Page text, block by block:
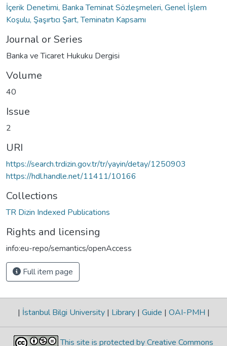
İçerik Denetimi, Banka Teminat Sözleşmeleri, Genel İşlem
Koşulu, Şaşırtıcı Şart, Teminatın Kapsamı
Journal or Series
Banka ve Ticaret Hukuku Dergisi
Volume
40
Issue
2
URI
https://search.trdizin.gov.tr/tr/yayin/detay/1250903
https://hdl.handle.net/11411/10166
Collections
TR Dizin Indexed Publications
Rights and licensing
info:eu-repo/semantics/openAccess
Full item page
| İstanbul Bilgi University | Library | Guide | OAI-PMH |
This site is protected by Creative Commons